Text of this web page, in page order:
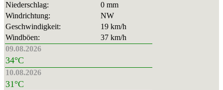
Niederschlag:
0 mm
Windrichtung:
NW
Geschwindigkeit:
19 km/h
Windböen:
37 km/h
09.08.2026
34°C
10.08.2026
31°C